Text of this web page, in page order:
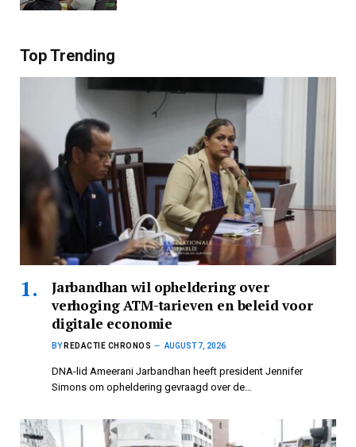
Top Trending
Jarbandhan wil opheldering over
verhoging ATM-tarieven en beleid voor
digitale economie
BY REDACTIE CHRONOS AUGUST 7, 2026
DNA-lid Ameerani Jarbandhan heeft president Jennifer
Simons om opheldering gevraagd over de…